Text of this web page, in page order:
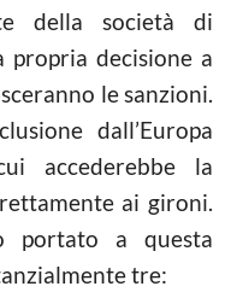
della società di
propria decisione a
le sanzioni.
dall’Europa
accederebbe la
ai gironi.
portato a questa
tre: